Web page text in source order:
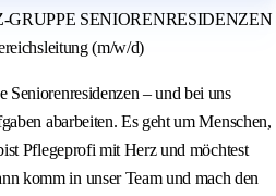
SENIORENRESIDENZEN
(m/w/d)
– und bei uns
abarbeiten. Es geht um Menschen,
Pflegeprofi mit Herz und möchtest
komm in unser Team und mach den